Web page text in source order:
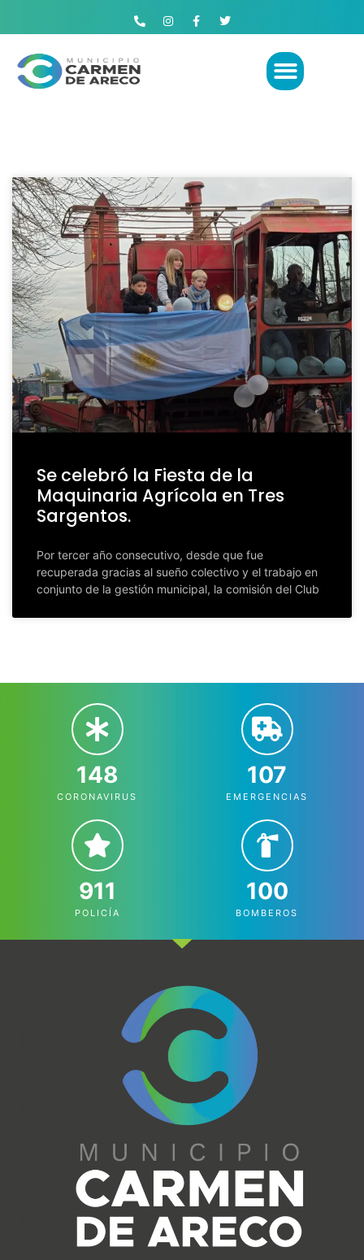
Se celebró la Fiesta de la
Maquinaria Agrícola en Tres
Sargentos.
Por tercer año consecutivo, desde que fue
recuperada gracias al sueño colectivo y el trabajo en
conjunto de la gestión municipal, la comisión del Club
148
CORONAVIRUS
107
EMERGENCIAS
911
POLICÍA
100
BOMBEROS